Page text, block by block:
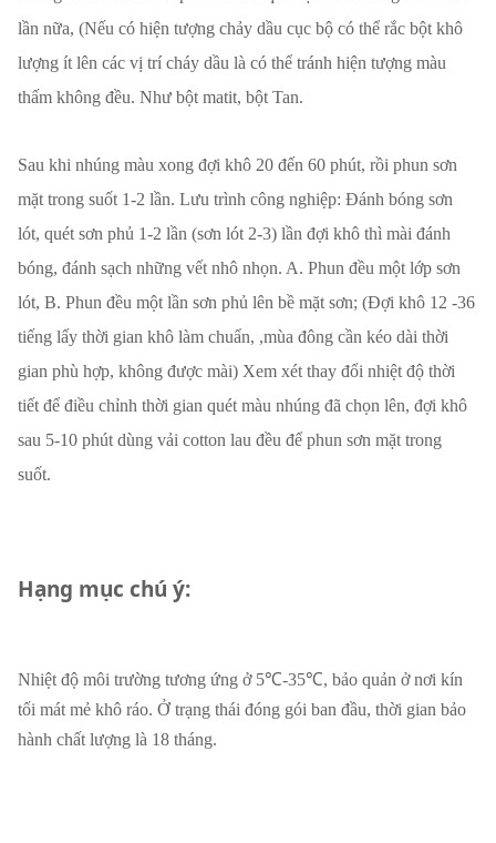
lần nữa, (Nếu có hiện tượng chảy dầu cục bộ có thể rắc bột khô
lượng ít lên các vị trí cháy dầu là có thể tránh hiện tượng màu
thấm không đều. Như bột matit, bột Tan.
Sau khi nhúng màu xong đợi khô 20 đến 60 phút, rồi phun sơn
mặt trong suốt 1-2 lần. Lưu trình công nghiệp: Đánh bóng sơn
lót, quét sơn phủ 1-2 lần (sơn lót 2-3) lần đợi khô thì mài đánh
bóng, đánh sạch những vết nhô nhọn. A. Phun đều một lớp sơn
lót, B. Phun đều một lần sơn phủ lên bề mặt sơn; (Đợi khô 12 -36
tiếng lấy thời gian khô làm chuẩn, ,mùa đông cần kéo dài thời
gian phù hợp, không được mài) Xem xét thay đổi nhiệt độ thời
tiết để điều chỉnh thời gian quét màu nhúng đã chọn lên, đợi khô
sau 5-10 phút dùng vải cotton lau đều để phun sơn mặt trong
suốt.
Hạng mục chú ý:
Nhiệt độ môi trường tương ứng ở 5℃-35℃, bảo quản ở nơi kín
tối mát mẻ khô ráo. Ở trạng thái đóng gói ban đầu, thời gian bảo
hành chất lượng là 18 tháng.